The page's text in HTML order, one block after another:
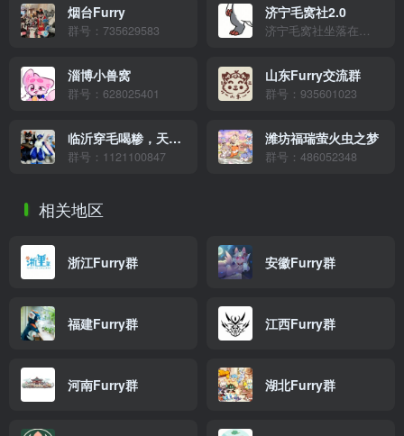
烟台Furry
群号：735629583
济宁毛窝社2.0
济宁毛窝社坐落在历史悠久、风景秀丽的济宁，是根植于济宁本地，辐射周边地区的温馨福瑞文化交流社群，为成员们提供丰富的交流话题与精彩的聚会活动信息。古运河畔，孔孟之乡，以一颗开放包容的心，热切期待每一位小动物的到来，共同在这片充满文化底蕴与自然风光的土地上，编织属于我们的温馨记忆。
淄博小兽窝
群号：628025401
山东Furry交流群
群号：935601023
临沂穿毛喝糁，天国直达
群号：1121100847
潍坊福瑞萤火虫之梦
群号：486052348
相关地区
浙江Furry群 安徽Furry群
福建Furry群 江西Furry群
河南Furry群 湖北Furry群